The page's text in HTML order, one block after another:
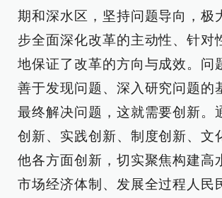
期和深水区，坚持问题导向，极
步全面深化改革的主动性、针对
地保证了改革的方向与成效。问
善于发现问题、深入研究问题的
最终解决问题，这就需要创新。
创新、实践创新、制度创新、文
他各方面创新，切实聚焦构建高
市场经济体制、发展全过程人民